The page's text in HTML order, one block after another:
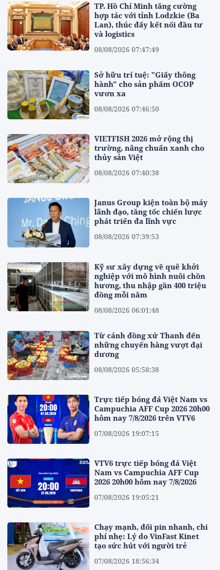
TP. Hồ Chí Minh tăng cường
hợp tác với tỉnh Lodzkie (Ba
Lan), thúc đẩy kết nối đầu tư
và logistics
08/08/2026 07:47:49
Sở hữu trí tuệ: "Giấy thông
hành" cho sản phẩm OCOP
vươn xa
08/08/2026 07:46:50
VIETFISH 2026 mở rộng thị
trường, nâng chuẩn xanh cho
thủy sản Việt
08/08/2026 07:40:38
Janus Group kiện toàn bộ máy
lãnh đạo, tăng tốc chiến lược
phát triển đa lĩnh vực
08/08/2026 07:39:53
Kỹ sư xây dựng về quê khởi
nghiệp với mô hình nuôi chồn
hương, thu nhập gần 400 triệu
đồng mỗi năm
08/08/2026 06:01:48
Từ cánh đồng xứ Thanh đến
những chuyến hàng vượt đại
dương
08/08/2026 05:58:38
Trực tiếp bóng đá Việt Nam vs
Campuchia AFF Cup 2026 20h00
hôm nay 7/8/2026 trên VTV6
07/08/2026 19:07:15
VTV6 trực tiếp bóng đá Việt
Nam vs Campuchia AFF Cup
2026 20h00 hôm nay 7/8/2026
07/08/2026 19:05:21
Chạy mạnh, đổi pin nhanh, chi
phí nhẹ: Lý do VinFast Kinet
tạo sức hút với người trẻ
07/08/2026 18:56:34